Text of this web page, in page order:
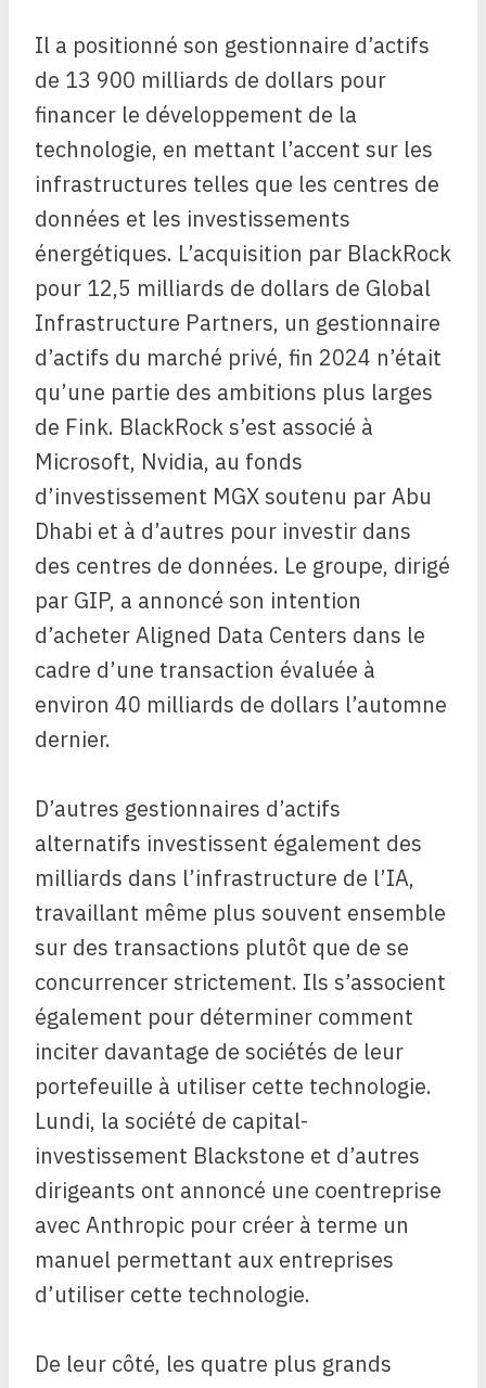
Il a positionné son gestionnaire d’actifs
de 13 900 milliards de dollars pour
financer le développement de la
technologie, en mettant l’accent sur les
infrastructures telles que les centres de
données et les investissements
énergétiques. L’acquisition par BlackRock
pour 12,5 milliards de dollars de Global
Infrastructure Partners, un gestionnaire
d’actifs du marché privé, fin 2024 n’était
qu’une partie des ambitions plus larges
de Fink. BlackRock s’est associé à
Microsoft, Nvidia, au fonds
d’investissement MGX soutenu par Abu
Dhabi et à d’autres pour investir dans
des centres de données. Le groupe, dirigé
par GIP, a annoncé son intention
d’acheter Aligned Data Centers dans le
cadre d’une transaction évaluée à
environ 40 milliards de dollars l’automne
dernier.
D’autres gestionnaires d’actifs
alternatifs investissent également des
milliards dans l’infrastructure de l’IA,
travaillant même plus souvent ensemble
sur des transactions plutôt que de se
concurrencer strictement. Ils s’associent
également pour déterminer comment
inciter davantage de sociétés de leur
portefeuille à utiliser cette technologie.
Lundi, la société de capital-
investissement Blackstone et d’autres
dirigeants ont annoncé une coentreprise
avec Anthropic pour créer à terme un
manuel permettant aux entreprises
d’utiliser cette technologie.
De leur côté, les quatre plus grands